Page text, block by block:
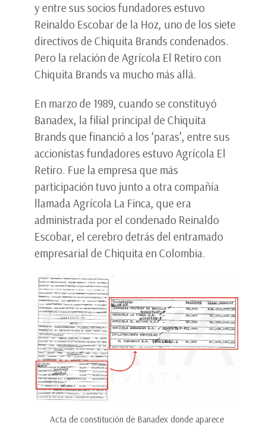
y entre sus socios fundadores estuvo
Reinaldo Escobar de la Hoz, uno de los siete
directivos de Chiquita Brands condenados.
Pero la relación de Agrícola El Retiro con
Chiquita Brands va mucho más allá.
En marzo de 1989, cuando se constituyó
Banadex, la filial principal de Chiquita
Brands que financió a los ‘paras’, entre sus
accionistas fundadores estuvo Agrícola El
Retiro. Fue la empresa que más
participación tuvo junto a otra compañía
llamada Agrícola La Finca, que era
administrada por el condenado Reinaldo
Escobar, el cerebro detrás del entramado
empresarial de Chiquita en Colombia.
Acta de constitución de Banadex donde aparece